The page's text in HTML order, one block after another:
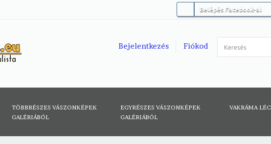
Belépés Facebook-al
Fiókod
Bejelentkezés
TÖBBRÉSZES VÁSZONKÉPEK
GALÉRIÁBÓL
EGYRÉSZES VÁSZONKÉPEK
GALÉRIÁBÓL
VAKRÁMA